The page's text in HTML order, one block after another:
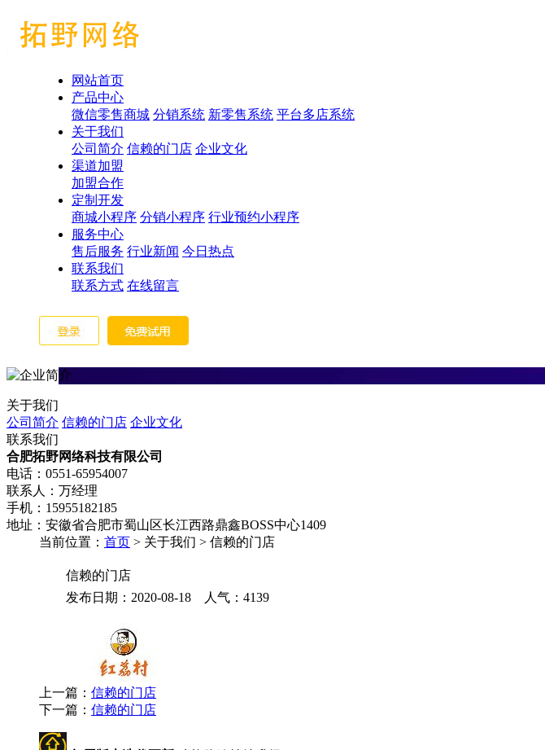
网站首页
产品中心
微信零售商城 分销系统 新零售系统 平台多店系统
关于我们
公司简介 信赖的门店 企业文化
渠道加盟
加盟合作
定制开发
商城小程序 分销小程序 行业预约小程序
服务中心
售后服务 行业新闻 今日热点
联系我们
联系方式 在线留言
关于我们
公司简介 信赖的门店 企业文化
联系我们
合肥拓野网络科技有限公司
电话：0551-65954007
联系人：万经理
手机：15955182185
地址：安徽省合肥市蜀山区长江西路鼎鑫BOSS中心1409
当前位置： 首页 > 关于我们 > 信赖的门店
信赖的门店
发布日期：2020-08-18 人气： 4139
上一篇： 信赖的门店
下一篇： 信赖的门店